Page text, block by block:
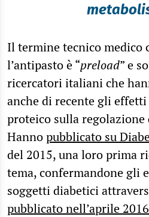
Il termine tecnico medico
l’antipasto è “preload” e
ricercatori italiani che
anche di recente gli effetti
proteico sulla
Hannopubblicato su
del 2015, una loro prima
tema, confermandone gli
soggetti diabetici
pubblicato nell’aprile